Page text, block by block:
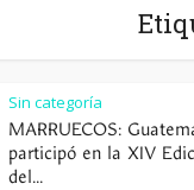
Sin categoría
MARRUECOS:
participó en la XIV
del...